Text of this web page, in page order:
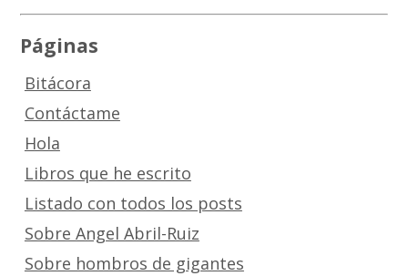
Páginas
Bitácora
Contáctame
Hola
Libros que he escrito
Listado con todos los posts
Sobre Angel Abril-Ruiz
Sobre hombros de gigantes